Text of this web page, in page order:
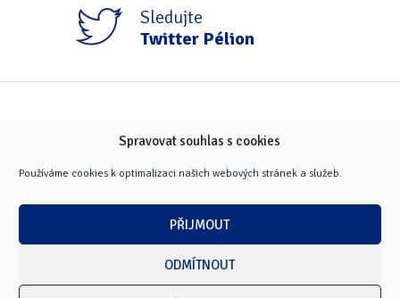
Spravovat souhlas s cookies
Používáme cookies k optimalizaci našich webových stránek a služeb.
PŘIJMOUT
ODMÍTNOUT
Sledujte
Twitter Pélion